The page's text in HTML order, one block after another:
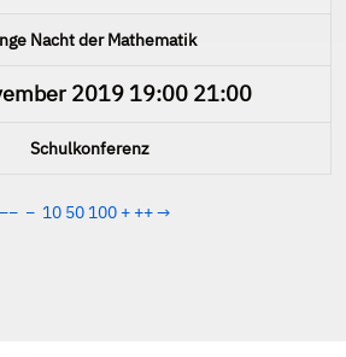
Nacht der Mathematik
2019 19:00 21:00
Schulkonferenz
−− − 10 50 100 + ++→